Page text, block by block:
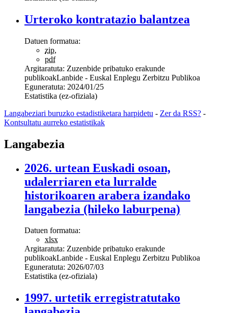
Urteroko kontratazio balantzea
Datuen formatua:
zip,
pdf
Argitaratuta: Zuzenbide pribatuko erakunde
publikoakLanbide - Euskal Enplegu Zerbitzu Publikoa
Eguneratuta: 2024/01/25
Estatistika (ez-ofiziala)
Langabeziari buruzko estadistiketara harpidetu - Zer da RSS? -
Kontsultatu aurreko estatistikak
Langabezia
2026. urtean Euskadi osoan,
udalerriaren eta lurralde
historikoaren arabera izandako
langabezia (hileko laburpena)
Datuen formatua:
xlsx
Argitaratuta: Zuzenbide pribatuko erakunde
publikoakLanbide - Euskal Enplegu Zerbitzu Publikoa
Eguneratuta: 2026/07/03
Estatistika (ez-ofiziala)
1997. urtetik erregistratutako